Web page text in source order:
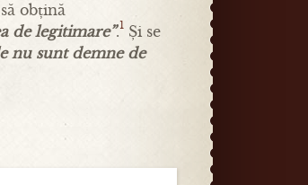
obțină
de legitimare”.1 Și se
nu sunt demne de